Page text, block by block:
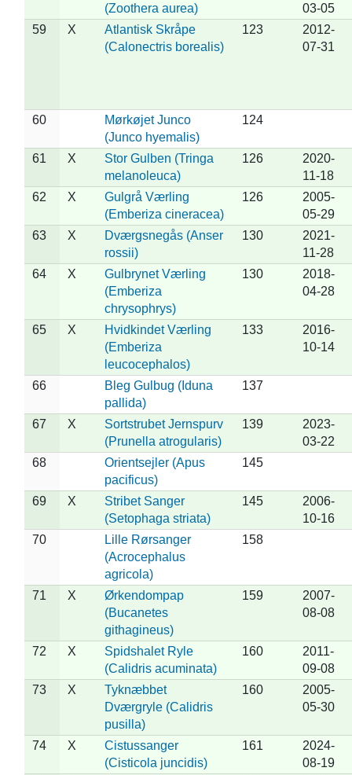
(Zoothera aurea)
03-05
59
X
Atlantisk Skråpe
(Calonectris borealis)
123
2012-
07-31
60
Mørkøjet Junco
(Junco hyemalis)
124
61 X
Stor Gulben (Tringa
melanoleuca)
126
2020-
11-18
62
X
Gulgrå Værling
(Emberiza cineracea)
126
2005-
05-29
63
X
Dværgsnegås (Anser
rossii)
130
2021-
11-28
64
X
Gulbrynet Værling
(Emberiza
chrysophrys)
130
2018-
04-28
65 X
Hvidkindet Værling
(Emberiza
leucocephalos)
133
2016-
10-14
66
Bleg Gulbug (Iduna
pallida)
137
67 X
Sortstrubet Jernspurv
(Prunella atrogularis)
139
2023-
03-22
68
Orientsejler (Apus
pacificus)
145
69 X
Stribet Sanger
(Setophaga striata)
145
2006-
10-16
70
Lille Rørsanger
(Acrocephalus
agricola)
158
71 X
Ørkendompap
(Bucanetes
githagineus)
159
2007-
08-08
72 X
Spidshalet Ryle
(Calidris acuminata)
160
2011-
09-08
73
X
Tyknæbbet
Dværgryle (Calidris
pusilla)
160
2005-
05-30
74 X
Cistussanger
(Cisticola juncidis)
161
2024-
08-19